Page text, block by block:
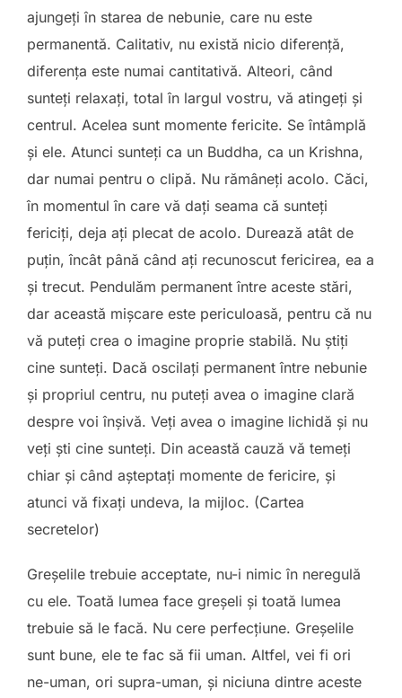
ajungeţi în starea de nebunie, care nu este
permanentă. Calitativ, nu există nicio diferenţă,
diferenţa este numai cantitativă. Alteori, când
sunteţi relaxaţi, total în largul vostru, vă atingeţi şi
centrul. Acelea sunt momente fericite. Se întâmplă
şi ele. Atunci sunteţi ca un Buddha, ca un Krishna,
dar numai pentru o clipă. Nu rămâneţi acolo. Căci,
în momentul în care vă daţi seama că sunteţi
fericiţi, deja ați plecat de acolo. Durează atât de
puţin, încât până când aţi recunoscut fericirea, ea a
şi trecut. Pendulăm permanent între aceste stări,
dar această mişcare este periculoasă, pentru că nu
vă puteţi crea o imagine proprie stabilă. Nu ştiţi
cine sunteţi. Dacă oscilaţi permanent între nebunie
şi propriul centru, nu puteţi avea o imagine clară
despre voi înşivă. Veţi avea o imagine lichidă și nu
veţi şti cine sunteţi. Din această cauză vă temeţi
chiar şi când aşteptaţi momente de fericire, şi
atunci vă fixaţi undeva, la mijloc. (Cartea
secretelor)
Greşelile trebuie acceptate, nu-i nimic în neregulă
cu ele. Toată lumea face greşeli şi toată lumea
trebuie să le facă. Nu cere perfecţiune. Greşelile
sunt bune, ele te fac să fii uman. Altfel, vei fi ori
ne-uman, ori supra-uman, şi niciuna dintre aceste